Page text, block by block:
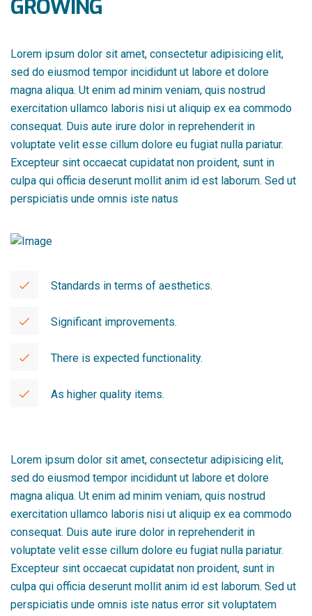
GROWING
Lorem ipsum dolor sit amet, consectetur adipisicing elit,
sed do eiusmod tempor incididunt ut labore et dolore
magna aliqua. Ut enim ad minim veniam, quis nostrud
exercitation ullamco laboris nisi ut aliquip ex ea commodo
consequat. Duis aute irure dolor in reprehenderit in
voluptate velit esse cillum dolore eu fugiat nulla pariatur.
Excepteur sint occaecat cupidatat non proident, sunt in
culpa qui officia deserunt mollit anim id est laborum. Sed ut
perspiciatis unde omnis iste natus
Standards in terms of aesthetics.
Significant improvements.
There is expected functionality.
As higher quality items.
Lorem ipsum dolor sit amet, consectetur adipisicing elit,
sed do eiusmod tempor incididunt ut labore et dolore
magna aliqua. Ut enim ad minim veniam, quis nostrud
exercitation ullamco laboris nisi ut aliquip ex ea commodo
consequat. Duis aute irure dolor in reprehenderit in
voluptate velit esse cillum dolore eu fugiat nulla pariatur.
Excepteur sint occaecat cupidatat non proident, sunt in
culpa qui officia deserunt mollit anim id est laborum. Sed ut
perspiciatis unde omnis iste natus error sit voluptatem